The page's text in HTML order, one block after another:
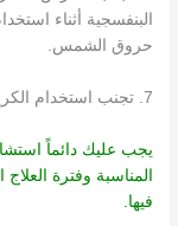
البنفسجية أثناء
حروق الشمس.
7. تجنب استخدام الكريم مع أدوية أخرى دون استشارة الطبيب.
يجب عليك دائماً
المناسبة وفترة
فيها.